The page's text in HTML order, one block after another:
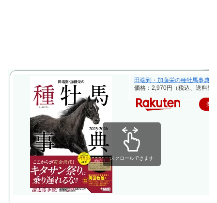
田端到・加藤栄の種牡馬事典
価格：2,970円（税込、送料無
楽
スクロールできます